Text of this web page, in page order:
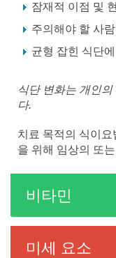
잠재적 이점 및
주의해야 할 사
균형 잡힌 식단
식단 변화는 개인
다.
치료 목적의 식이
을 위해 임상의 또
비타민
미세 요소